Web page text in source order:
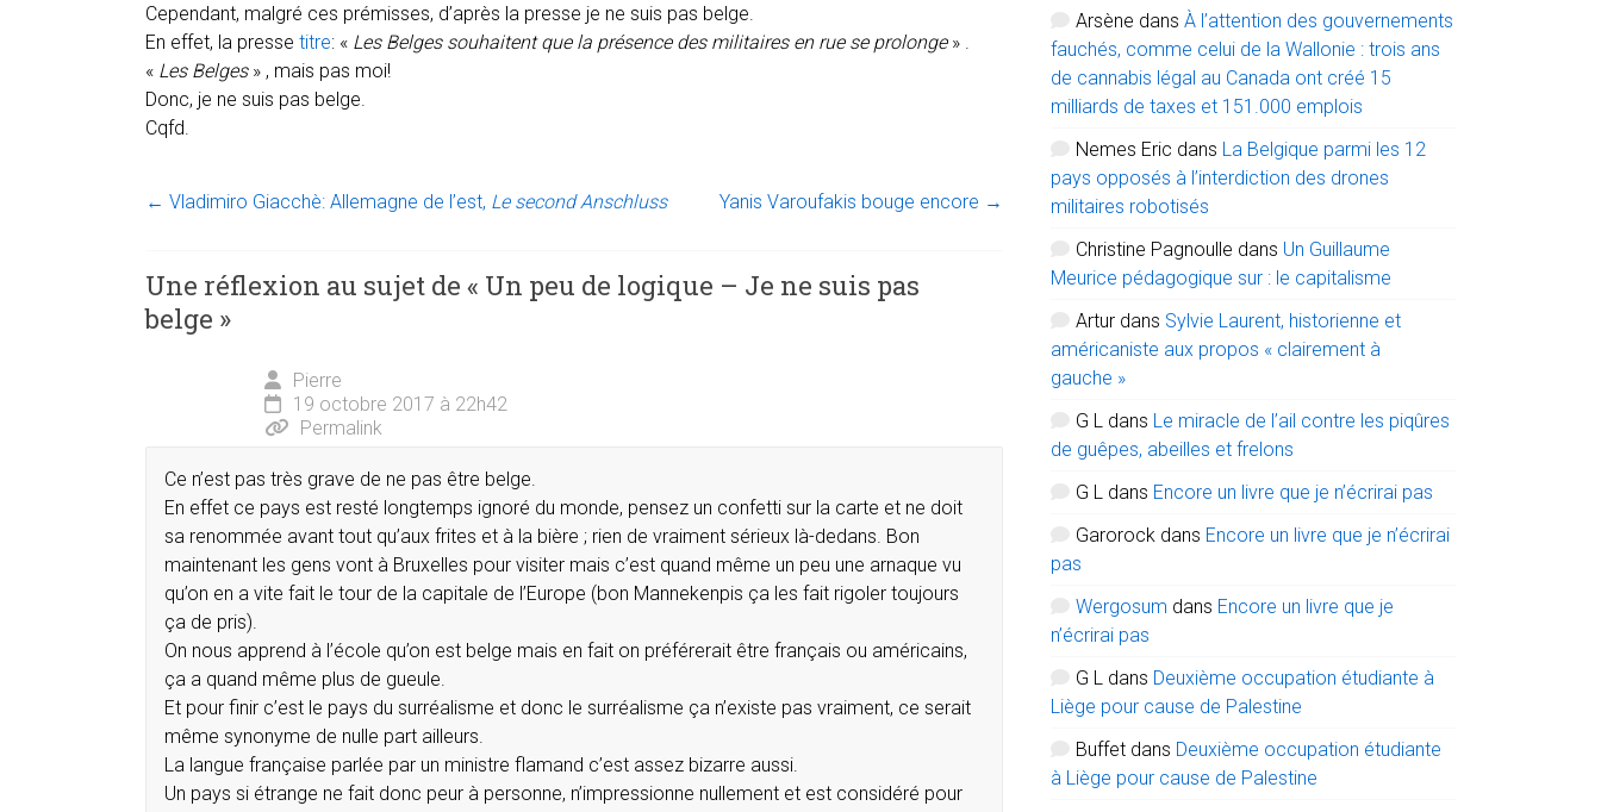
Cependant, malgré ces prémisses, d’après la presse je ne suis pas belge.
En effet, la presse titre: « Les Belges souhaitent que la présence des militaires en rue se prolonge» .
« Les Belges» , mais pas moi!
Donc, je ne suis pas belge.
Cqfd.
← Vladimiro Giacchè: Allemagne de l’est, Le second Anschluss Yanis Varoufakis bouge encore →
Une réflexion au sujet de « Un peu de logique – Je ne suis pas
belge »
Pierre
19 octobre 2017 à 22h42
Permalink
Ce n’est pas très grave de ne pas être belge.
En effet ce pays est resté longtemps ignoré du monde, pensez un confetti sur la carte et ne doit
sa renommée avant tout qu’aux frites et à la bière ; rien de vraiment sérieux là-dedans. Bon
maintenant les gens vont à Bruxelles pour visiter mais c’est quand même un peu une arnaque vu
qu’on en a vite fait le tour de la capitale de l’Europe (bon Mannekenpis ça les fait rigoler toujours
ça de pris).
On nous apprend à l’école qu’on est belge mais en fait on préférerait être français ou américains,
ça a quand même plus de gueule.
Et pour finir c’est le pays du surréalisme et donc le surréalisme ça n’existe pas vraiment, ce serait
même synonyme de nulle part ailleurs.
La langue française parlée par un ministre flamand c’est assez bizarre aussi.
Un pays si étrange ne fait donc peur à personne, n’impressionne nullement et est considéré pour
Arsène dansÀ l’attention des gouvernements
fauchés, comme celui de la Wallonie : trois ans
de cannabis légal au Canada ont créé 15
milliards de taxes et 151.000 emplois
Nemes Eric dans La Belgique parmi les 12
pays opposés à l’interdiction des drones
militaires robotisés
Christine Pagnoulle dans Un Guillaume
Meurice pédagogique sur : le capitalisme
Artur dans Sylvie Laurent, historienne et
américaniste aux propos « clairement à
gauche »
G L dans Le miracle de l’ail contre les piqûres
de guêpes, abeilles et frelons
G L dans Encore un livre que je n’écrirai pas
Garorock dans Encore un livre que je n’écrirai
pas
Wergosum dans Encore un livre que je
n’écrirai pas
G L dans Deuxième occupation étudiante à
Liège pour cause de Palestine
Buffet dans Deuxième occupation étudiante
à Liège pour cause de Palestine